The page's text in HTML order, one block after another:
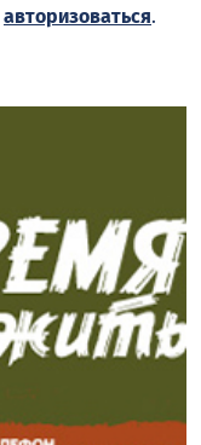
авторизоваться.